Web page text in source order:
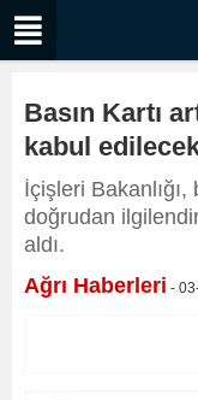
Basın Kartı
kabul
İçişleri Bakanlığı,
doğrudan
aldı.
Ağrı Haberleri -